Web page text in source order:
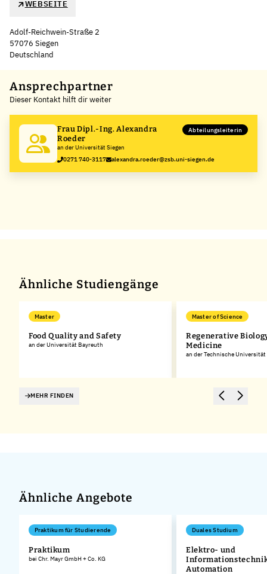
WEBSEITE
Adolf-Reichwein-Straße 2
57076 Siegen
Deutschland
+
−
Ansprechpartner
Dieser Kontakt hilft dir weiter
Frau Dipl.-Ing. Alexandra
Roeder
an der Universität Siegen
Abteilungsleiterin
0271 740-3117 alexandra.roeder@zsb.uni-siegen.de
Ähnliche Studiengänge
Master
Food Quality and Safety
an der Universität Bayreuth
Master of Science
Regenerative
Medicine
an der Technische Universität
MEHR FINDEN
Ähnliche Angebote
Praktikum für Studierende
Praktikum
bei Chr. Mayr GmbH + Co. KG
Duales Studium
Elektro- und
Automation